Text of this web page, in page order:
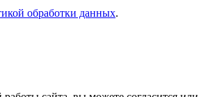
обработки данных.